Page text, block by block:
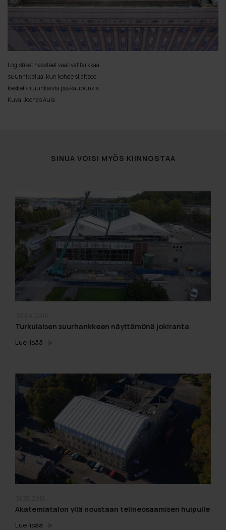
Logistiset haasteet vaativat tarkkaa
suunnittelua, kun kohde sijaitsee
keskellä ruuhkaista pääkaupunkia.
Kuva: Joonas Aula
SINUA VOISI MYÖS KIINNOSTAA
Turkulaisen suurhankkeen näyttämönä jokiranta
Lue lisää
Akatemiatalon yllä noustaan telineosaamisen huipulle
Lue lisää